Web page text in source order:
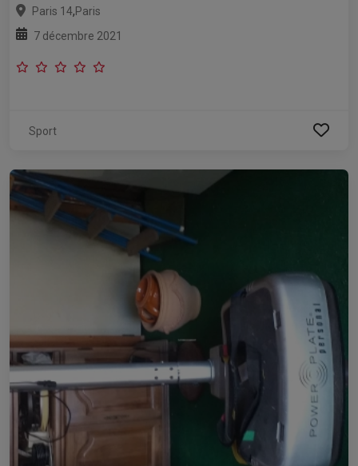
Paris 14,Paris
7 décembre 2021
Sport